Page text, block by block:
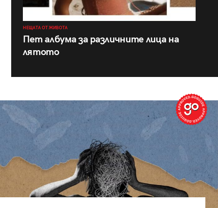
НЕЩАТА ОТ ЖИВОТА
Пет албума за различните лица на
лятото